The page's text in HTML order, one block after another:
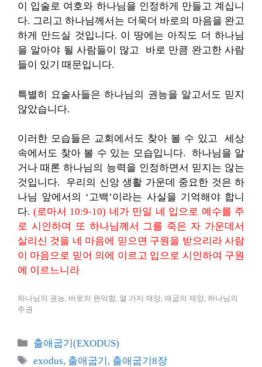
이 입술로 여호와 하나님을 인정하게 만들고 계십니
다. 그리고 하나님께서는 더욱더 바로의 마음을 완고
하게 만드실 것입니다. 이 땅에는 아직도 더 하나님
을 알아야 될 사람들이 많고 바로 만큼 완고한 사람
들이 있기 때문입니다.
특별히 요술사들은 하나님의 권능을 알고서도 믿지
않았습니다.
이러한 모습들은 교회에서도 찾아 볼 수 있고 세상
속에서도 찾아 볼 수 있는 모습입니다. 하나님을 알
거나 때론 하나님의 능력을 인정하면서 믿지는 않는
것입니다. 우리의 신앙 생활 가운데 중요한 것은 하
나님 앞에서의 ‘고백’이라는 사실을 기억해야 합니
다. (로마서 10:9-10) 네가 만일 네 입으로 예수를 주
로 시인하며 또 하나님께서 그를 죽은 자 가운데서
살리신 것을 네 마음에 믿으면 구원을 받으리라 사람
이 마음으로 믿어 의에 이르고 입으로 시인하여 구원
에 이르느니라
하나님의 권능, 바로의 완악함, 열 가지 재앙, 애굽의 재앙, 하나님의
주권
카
출애굽기(EXODUS)
태
exodus, 출애굽기 , 출애굽기8장